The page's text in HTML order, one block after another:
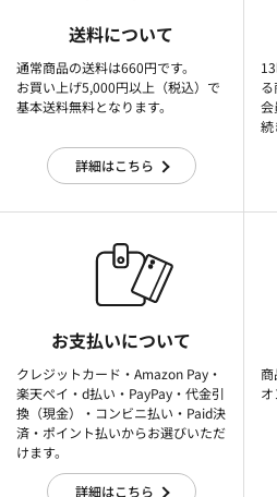
送料について
通常商品の送料は660円です。
お買い上げ5,000円以上（税込）で
基本送料無料となります。
詳細はこちら
る
会
続
お支払いについて
クレジットカード・Amazon Pay・
楽天ぺイ・d払い・PayPay・代金引
換（現金）・コンビニ払い・Paid決
済・ポイント払いからお選びいただ
けます。
詳細はこちら
商